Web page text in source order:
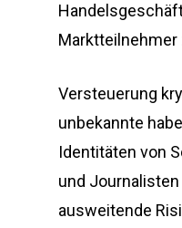
Marktteilnehmer
Versteuerung
unbekannte
Identitäten von
und
ausweitende